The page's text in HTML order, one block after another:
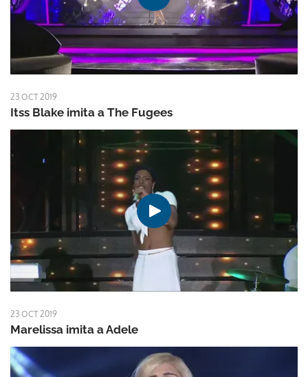
23 OCT 2019
Itss Blake imita a The Fugees
23 OCT 2019
Marelissa imita a Adele